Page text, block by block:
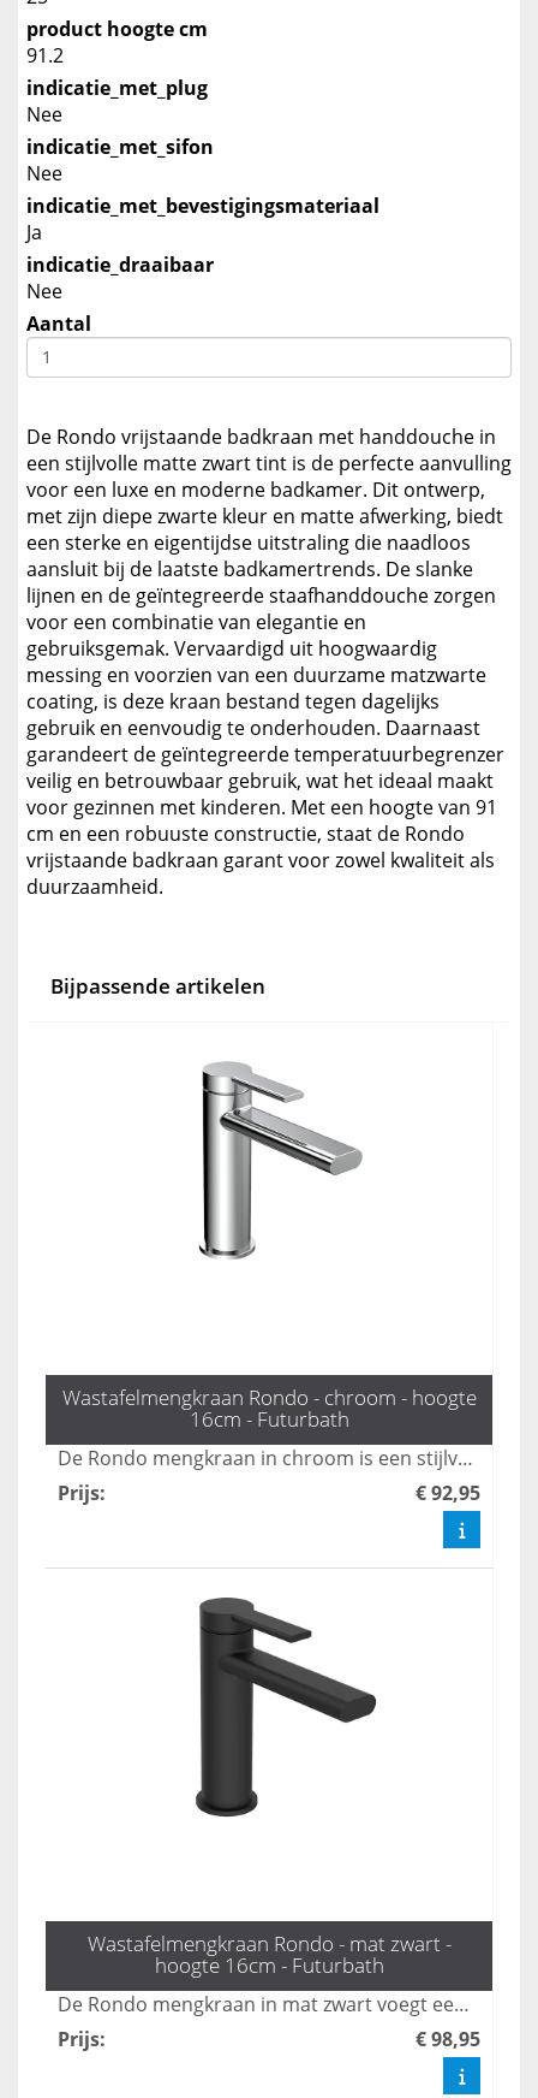
product hoogte cm
91.2
indicatie_met_plug
Nee
indicatie_met_sifon
Nee
indicatie_met_bevestigingsmateriaal
Ja
indicatie_draaibaar
Nee
Aantal
De Rondo vrijstaande badkraan met handdouche in
een stijlvolle matte zwart tint is de perfecte aanvulling
voor een luxe en moderne badkamer. Dit ontwerp,
met zijn diepe zwarte kleur en matte afwerking, biedt
een sterke en eigentijdse uitstraling die naadloos
aansluit bij de laatste badkamertrends. De slanke
lijnen en de geïntegreerde staafhanddouche zorgen
voor een combinatie van elegantie en
gebruiksgemak. Vervaardigd uit hoogwaardig
messing en voorzien van een duurzame matzwarte
coating, is deze kraan bestand tegen dagelijks
gebruik en eenvoudig te onderhouden. Daarnaast
garandeert de geïntegreerde temperatuurbegrenzer
veilig en betrouwbaar gebruik, wat het ideaal maakt
voor gezinnen met kinderen. Met een hoogte van 91
cm en een robuuste constructie, staat de Rondo
vrijstaande badkraan garant voor zowel kwaliteit als
duurzaamheid.
Bijpassende artikelen
Wastafelmengkraan Rondo - chroom - hoogte
16cm - Futurbath
De Rondo mengkraan in chroom is een stijlvolle en tijdloze toevoeging aan elke badkamer. Met een hoogte van 16 cm en een gestroomlijnd ontwerp, is deze kraan ideaal voor moderne wastafels en voegt het een vleugje elegantie toe aan uw sanitair. Upgrade uw badkamer met deze functionele en esthetisch verantwoorde keuze.
Prijs: € 92,95
Wastafelmengkraan Rondo - mat zwart -
hoogte 16cm - Futurbath
De Rondo mengkraan in mat zwart voegt een verfijnde touch toe aan elke badkamer. Met een hoogte van 16 cm combineert deze stijlvolle kraan moderne elegantie met tijdloze schoonheid, waardoor het een echte blikvanger is. Verhoog het design van uw badkamer met deze prachtige en functionele toevoeging.
Prijs: € 98,95